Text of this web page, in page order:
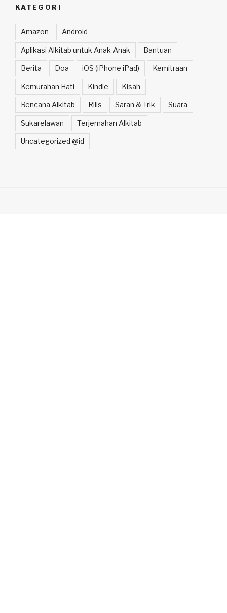
KATEGORI
Amazon Android
Aplikasi Alkitab untuk Anak-Anak Bantuan
Berita Doa iOS (iPhone iPad) Kemitraan
Kemurahan Hati Kindle Kisah
Rencana Alkitab Rilis Saran & Trik Suara
Sukarelawan Terjemahan Alkitab
Uncategorized @id